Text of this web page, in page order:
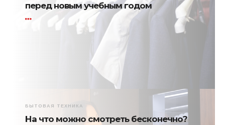
перед новым учебным годом
БЫТОВАЯ ТЕХНИКА
На что можно смотреть бесконечно?